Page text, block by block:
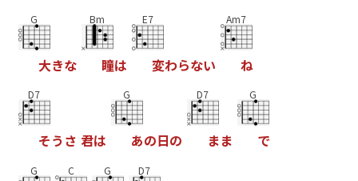
G
大きな
Bm
瞳は
E7
変わらない
Am7
ね
D7
そう さ 君は
G
あの日の
D7
まま
G
で
G C G D7